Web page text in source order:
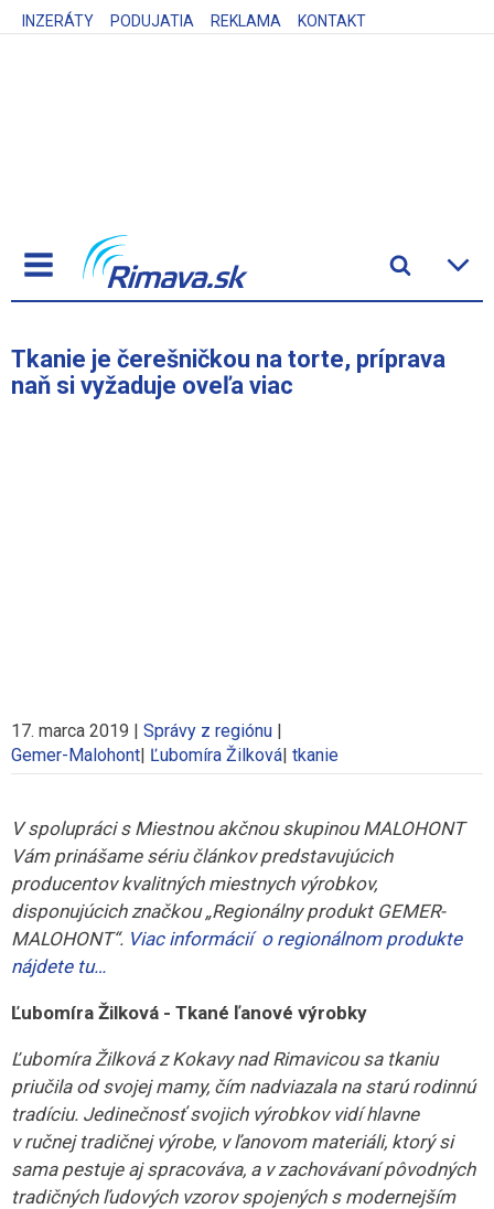
INZERÁTY PODUJATIA REKLAMA KONTAKT
Tkanie je čerešničkou na torte, príprava
naň si vyžaduje oveľa viac
17. marca 2019 | Správy z regiónu |
Gemer-Malohont| Ľubomíra Žilková| tkanie
V spolupráci s Miestnou akčnou skupinou MALOHONT
Vám prinášame sériu článkov predstavujúcich
producentov kvalitných miestnych výrobkov,
disponujúcich značkou „Regionálny produkt GEMER-
MALOHONT“. Viac informácií o regionálnom produkte
nájdete tu…
Ľubomíra Žilková - Tkané ľanové výrobky
Ľubomíra Žilková z Kokavy nad Rimavicou sa tkaniu
priučila od svojej mamy, čím nadviazala na starú rodinnú
tradíciu. Jedinečnosť svojich výrobkov vidí hlavne
v ručnej tradičnej výrobe, v ľanovom materiáli, ktorý si
sama pestuje aj spracováva, a v zachovávaní pôvodných
tradičných ľudových vzorov spojených s modernejším